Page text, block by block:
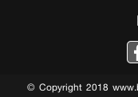
© Copyright 2018